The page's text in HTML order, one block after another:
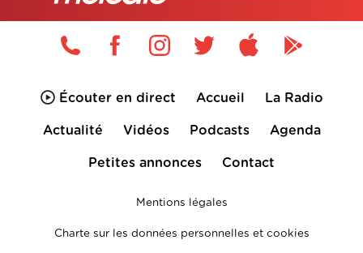
Écouter en direct Accueil La Radio
Actualité Vidéos Podcasts Agenda
Petites annonces Contact
Mentions légales
Charte sur les données personnelles et cookies